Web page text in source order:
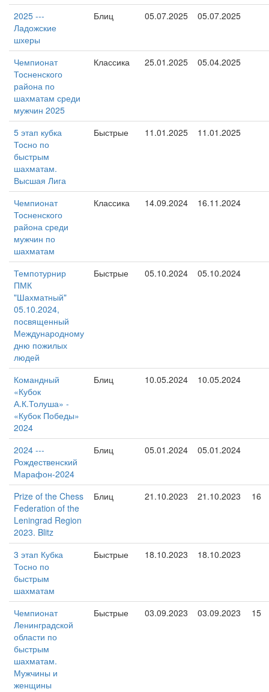
2025 ---
Ладожские
шхеры
Блиц 05.07.2025 05.07.2025
Чемпионат
Тосненского
района по
шахматам среди
мужчин 2025
Классика 25.01.2025 05.04.2025
5 этап кубка
Тосно по
быстрым
шахматам.
Высшая Лига
Быстрые 11.01.2025 11.01.2025
Чемпионат
Тосненского
района среди
мужчин по
шахматам
Классика 14.09.2024 16.11.2024
Темпотурнир
ПМК
"Шахматный"
05.10.2024,
посвященный
Международному
дню пожилых
людей
Быстрые 05.10.2024 05.10.2024
Командный
«Кубок
А.К.Толуша» -
«Кубок Победы»
2024
Блиц 10.05.2024 10.05.2024
2024 ---
Рождественский
Марафон-2024
Блиц 05.01.2024 05.01.2024
Prize of the Chess
Federation of the
Leningrad Region
2023. Blitz
Блиц 21.10.2023 21.10.2023 16
3 этап Кубка
Тосно по
быстрым
шахматам
Быстрые 18.10.2023 18.10.2023
Чемпионат
Ленинградской
области по
быстрым
шахматам.
Мужчины и
женщины
Быстрые 03.09.2023 03.09.2023 15